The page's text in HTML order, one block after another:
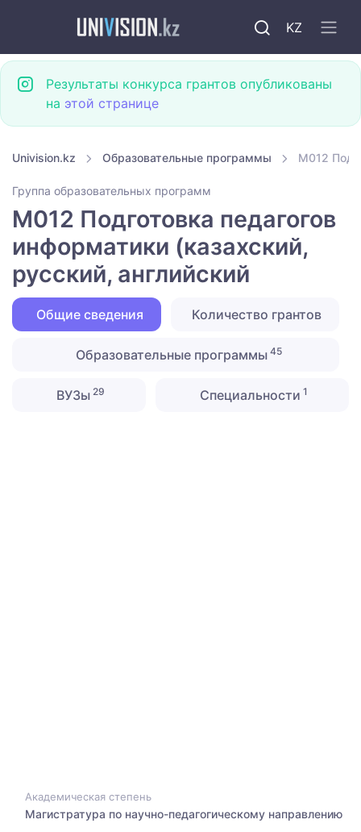
KZ
Результаты конкурса грантов опубликованы
на этой странице
Univision.kz Образовательные программы M012
Группа образовательных программ
M012 Подготовка педагогов
информатики (казахский,
русский, английский
Общие сведения Количество грантов
Образовательные программы 45
ВУЗы 29 Специальности 1
Академическая степень
Магистратура по научно-педагогическому направлению